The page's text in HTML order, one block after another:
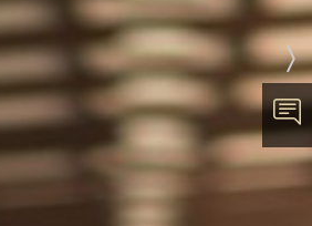
تاریخچه
لیست
محصولات